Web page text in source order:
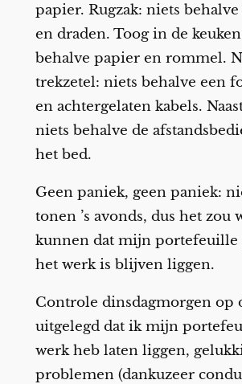
papier. Rugzak: niets
en draden. Toog in de
behalve papier en rommel.
trekzetel: niets behalve een
en achtergelaten kabels.
niets behalve de
het bed.
Geen paniek, geen paniek:
tonen ’s avonds, dus het zou
kunnen dat mijn portefeuille
het werk is blijven liggen.
Controle dinsdagmorgen op
uitgelegd dat ik mijn
werk heb laten liggen,
problemen (dankuzeer